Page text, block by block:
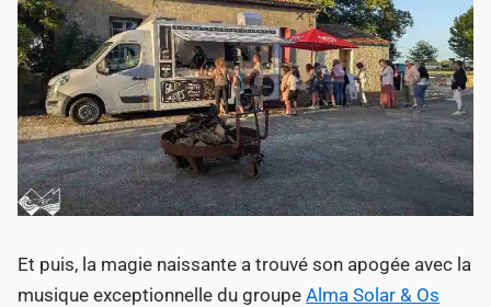
Et puis, la magie naissante a trouvé son apogée avec la
musique exceptionnelle du groupeAlma Solar & Os